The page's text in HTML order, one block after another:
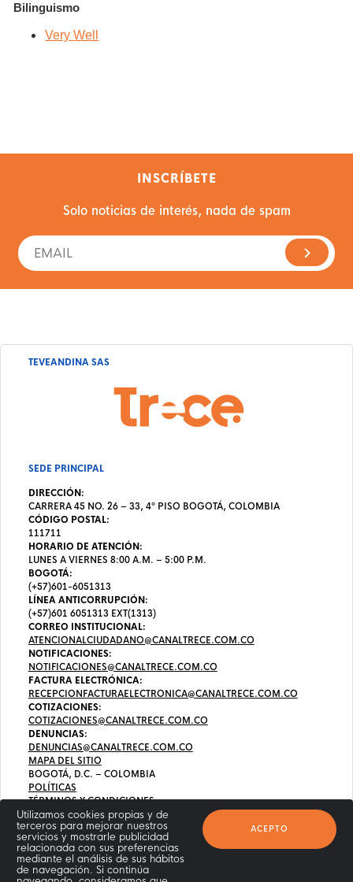
Utilizamos cookies propias y de
terceros para mejorar nuestros
servicios y mostrarle publicidad
relacionada con sus preferencias
mediante el análisis de sus hábitos
de navegación. Si continúa
ACEPTO
Bilinguismo
Very Well
INSCRÍBETE
Solo noticias de interés, nada de spam
TEVEANDINA SAS
SEDE PRINCIPAL
DIRECCIÓN:
CARRERA 45 NO. 26 – 33, 4º PISO BOGOTÁ, COLOMBIA
CÓDIGO POSTAL:
111711
HORARIO DE ATENCIÓN:
LUNES A VIERNES 8:00 A.M. – 5:00 P.M.
BOGOTÁ:
(+57)601-6051313
LÍNEA ANTICORRUPCIÓN:
(+57)601 6051313 EXT(1313)
CORREO INSTITUCIONAL:
ATENCIONALCIUDADANO@CANALTRECE.COM.CO
NOTIFICACIONES:
NOTIFICACIONES@CANALTRECE.COM.CO
FACTURA ELECTRÓNICA:
RECEPCIONFACTURAELECTRONICA@CANALTRECE.COM.CO
COTIZACIONES:
COTIZACIONES@CANALTRECE.COM.CO
DENUNCIAS:
DENUNCIAS@CANALTRECE.COM.CO
MAPA DEL SITIO
BOGOTÁ, D.C. – COLOMBIA
POLÍTICAS
TÉRMINOS Y CONDICIONES